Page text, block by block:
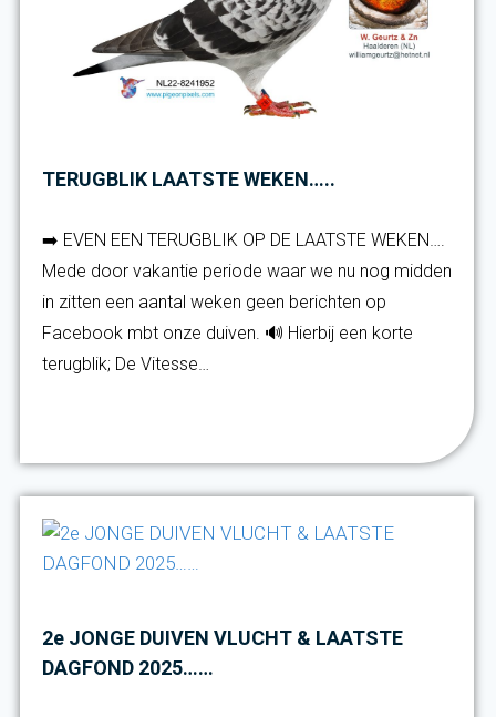
TERUGBLIK LAATSTE WEKEN…..
➡️ EVEN EEN TERUGBLIK OP DE LAATSTE WEKEN….
Mede door vakantie periode waar we nu nog midden
in zitten een aantal weken geen berichten op
Facebook mbt onze duiven. 🔊 Hierbij een korte
terugblik; De Vitesse…
2e JONGE DUIVEN VLUCHT & LAATSTE
DAGFOND 2025……